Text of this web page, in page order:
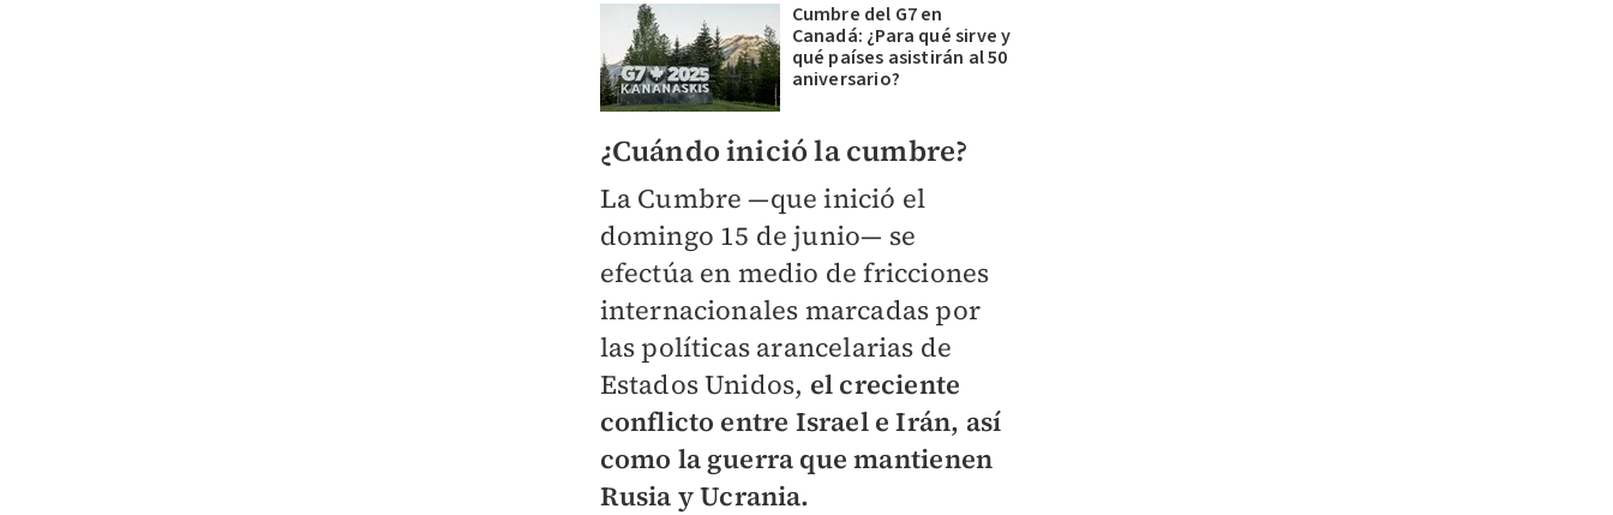
Cumbre del G7 en
Canadá: ¿Para qué sirve y
qué países asistirán al 50
aniversario?
¿Cuándo inició la cumbre?
La Cumbre —que inició el
domingo 15 de junio— se
efectúa en medio de fricciones
internacionales marcadas por
las políticas arancelarias de
Estados Unidos, el creciente
conflicto entre Israel e Irán, así
como la guerra que mantienen
Rusia y Ucrania.